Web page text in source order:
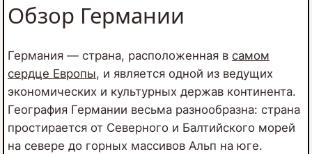
Обзор Германии
Германия — страна, расположенная в самом
сердце Европы, и является одной из ведущих
экономических и культурных держав континента.
География Германии весьма разнообразна: страна
простирается от Северного и Балтийского морей
на севере до горных массивов Альп на юге.